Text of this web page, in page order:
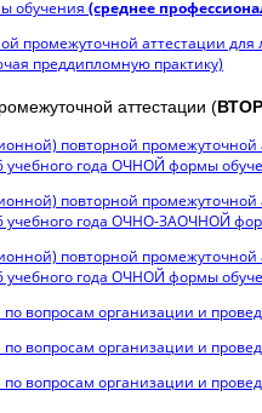
обучения (среднее
промежуточной аттестации
преддипломную практику)
аттестации (
повторной
учебного года ОЧНОЙ формы
повторной
учебного года ОЧНО-ЗАОЧНОЙ
повторной
учебного года ОЧНОЙ формы
вопросам организации и
вопросам организации и
вопросам организации и